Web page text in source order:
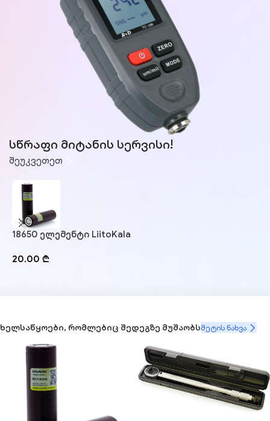
სწრაფი მიტანის სერვისი!
შეუკვეთეთ
18650 ელემენტი LiitoKala
20.00 ₾
ხელსაწყოები, რომლებიც შედეგზე მუშაობსმეტის ნახვა